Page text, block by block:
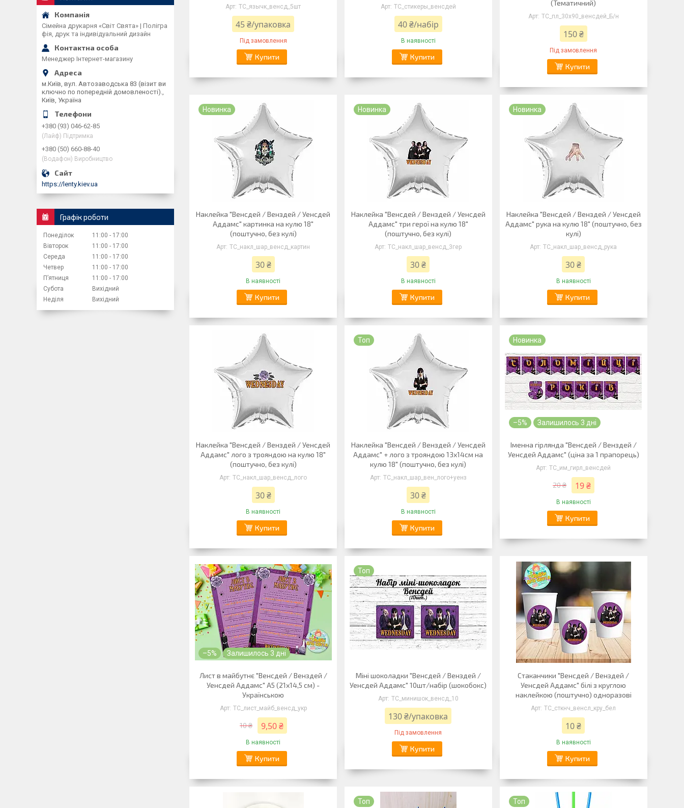
ТС_язычк_венсд_5шт
45 ₴/упаковка
Під замовлення
Купити
ТС_стикеры_венсдей
40 ₴/набір
В наявності
Купити
(Тематичний)
ТС_пл_30х90_венсдей_Б/н
150 ₴
Під замовлення
Купити
Новинка
Наклейка "Венсдей / Венздей / Уенсдей
Аддамс" картинка на кулю 18"
(поштучно, без кулі)
ТС_накл_шар_венсд_картин
30 ₴
В наявності
Купити
Новинка
Наклейка "Венсдей / Венздей / Уенсдей
Аддамс" три герої на кулю 18"
(поштучно, без кулі)
ТС_накл_шар_венсд_3гер
30 ₴
В наявності
Купити
Новинка
Наклейка "Венсдей / Венздей / Уенсдей
Аддамс" рука на кулю 18" (поштучно, без
кулі)
ТС_накл_шар_венсд_рука
30 ₴
В наявності
Купити
Наклейка "Венсдей / Венздей / Уенсдей
Аддамс" лого з трояндою на кулю 18"
(поштучно, без кулі)
ТС_накл_шар_венсд_лого
30 ₴
В наявності
Купити
Топ
Наклейка "Венсдей / Венздей / Уенсдей
Аддамс" + лого з трояндою 13х14см на
кулю 18" (поштучно, без кулі)
ТС_накл_шар_вен_лого+уенз
30 ₴
В наявності
Купити
Новинка
–5% Залишилось 3 дні
Іменна гірлянда "Венсдей / Венздей /
Уенсдей Аддамс" (ціна за 1 прапорець)
ТС_им_гирл_венсдей
20 ₴ 19 ₴
В наявності
Купити
–5% Залишилось 3 дні
Лист в майбутнє "Венсдей / Венздей /
Уенсдей Аддамс" А5 (21х14,5 см) -
Українською
ТС_лист_майб_венсд_укр
10 ₴ 9,50 ₴
В наявності
Купити
Топ
Міні шоколадки "Венсдей / Венздей /
Уенсдей Аддамс" 10шт/набір (шокобокс)
ТС_минишок_венсд_10
130 ₴/упаковка
Під замовлення
Купити
Стаканчики "Венсдей / Венздей /
Уенсдей Аддамс" білі з круглою
наклейкою (поштучно) одноразові
ТС_сткнч_венсл_кру_бел
10 ₴
В наявності
Купити
Топ Топ
Сімейна друкарня «Світ Свята» | Полігра
фія, друк та індивідуальний дизайн
Менеджер Інтернет-магазину
м.Київ, вул. Автозаводська 83 (візит ви
ключно по попередній домовленості).,
Київ, Україна
+380 (93) 046-62-85
(Лайф) Підтримка
+380 (50) 660-88-40
(Водафон) Виробництво
https://lenty.kiev.ua
Графік роботи
Понеділок 11:00
17:00
Вівторок
11:00
17:00
Середа
11:00
17:00
Четвер
11:00
17:00
Пʼятниця
11:00
17:00
Субота
Вихідний
Неділя
Вихідний